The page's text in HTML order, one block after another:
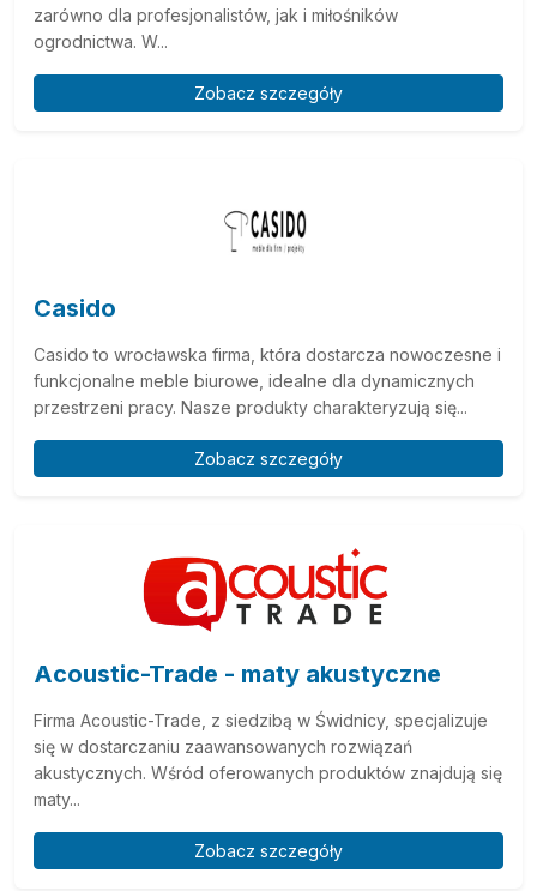
zarówno dla profesjonalistów, jak i miłośników
ogrodnictwa. W...
Zobacz szczegóły
Casido
Casido to wrocławska firma, która dostarcza nowoczesne i
funkcjonalne meble biurowe, idealne dla dynamicznych
przestrzeni pracy. Nasze produkty charakteryzują się...
Zobacz szczegóły
Acoustic-Trade - maty akustyczne
Firma Acoustic-Trade, z siedzibą w Świdnicy, specjalizuje
się w dostarczaniu zaawansowanych rozwiązań
akustycznych. Wśród oferowanych produktów znajdują się
maty...
Zobacz szczegóły